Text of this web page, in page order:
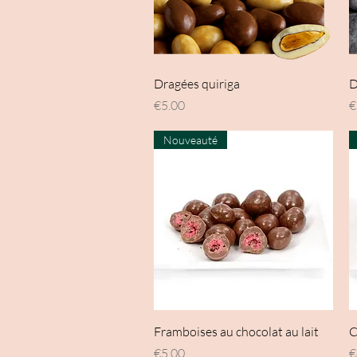
Quick View
Dragées quiriga
Price
€5.00
Quick View
Nouveauté
Framboises au chocolat au lait
Price
€5.00